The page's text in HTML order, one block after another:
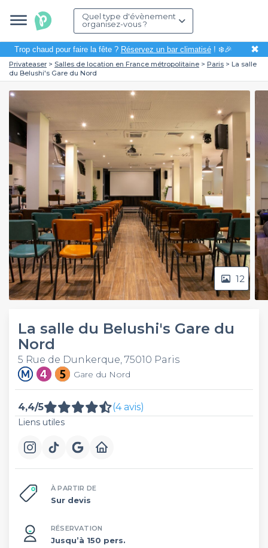
Quel type d'évènement
organisez-vous ?
Trop chaud pour faire la fête ? Réservez un bar climatisé! ❄️🎉 ✖
Privateaser Salles de location en France métropolitaine Paris
La salle
du Belushi's Gare du Nord
12
La salle du Belushi's Gare du
Nord
5 Rue de Dunkerque, 75010 Paris
Gare du Nord
4,4/5 (4 avis)
Liens utiles
À PARTIR DE
Sur devis
RÉSERVATION
Jusqu’à 150 pers.